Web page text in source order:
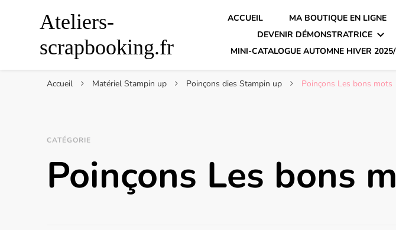
Ateliers-
scrapbooking.fr
ACCUEIL MA BOUTIQUE EN LIGNE
DEVENIR DÉMONSTRATRICE
MINI-CATALOGUE AUTOMNE HIVER
Accueil Matériel Stampin up Poinçons dies Stampin up Poinçons Les bons mots
CATÉGORIE
Poinçons Les bons